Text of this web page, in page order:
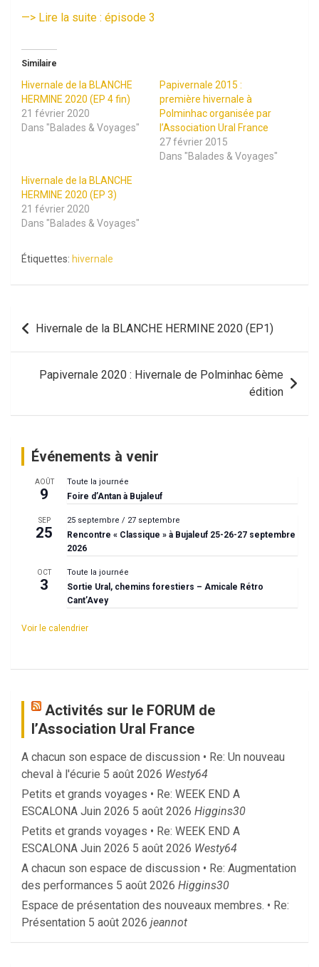
—> Lire la suite : épisode 3
Similaire
Hivernale de la BLANCHE
HERMINE 2020 (EP 4 fin)
21 février 2020
Dans "Balades & Voyages"
Papivernale 2015 :
première hivernale à
Polminhac organisée par
l’Association Ural France
27 février 2015
Dans "Balades & Voyages"
Hivernale de la BLANCHE
HERMINE 2020 (EP 3)
21 février 2020
Dans "Balades & Voyages"
Étiquettes: hivernale
Navigation
l’article
Hivernale de la BLANCHE HERMINE 2020 (EP1)
Papivernale 2020 : Hivernale de Polminhac 6ème
édition
Événements à venir
AOÛT
9
Toute la journée
Foire d’Antan à Bujaleuf
SEP
25
25 septembre / 27 septembre
Rencontre « Classique » à Bujaleuf 25-26-27 septembre
2026
OCT
3
Toute la journée
Sortie Ural, chemins forestiers – Amicale Rétro
Cant’Avey
Voir le calendrier
Activités sur le FORUM de
l’Association Ural France
A chacun son espace de discussion • Re: Un nouveau
cheval à l'écurie 5 août 2026 Westy64
Petits et grands voyages • Re: WEEK END A
ESCALONA Juin 2026 5 août 2026 Higgins30
Petits et grands voyages • Re: WEEK END A
ESCALONA Juin 2026 5 août 2026 Westy64
A chacun son espace de discussion • Re: Augmentation
des performances 5 août 2026 Higgins30
Espace de présentation des nouveaux membres. • Re:
Présentation 5 août 2026 jeannot